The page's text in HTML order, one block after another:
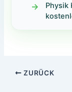
Physik
ZURÜCK